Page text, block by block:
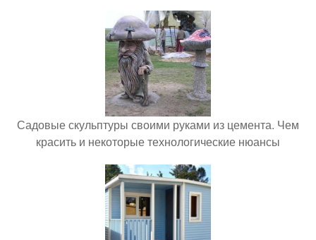
Садовые скульптуры своими руками из цемента. Чем
красить и некоторые технологические нюансы